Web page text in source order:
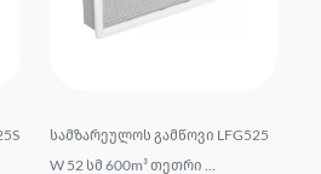
სამზარეულოს გამწოვი LFG525
W 52 სმ 600m³ თეთრი ...